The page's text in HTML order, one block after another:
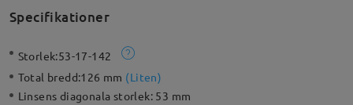
Specifikationer
Storlek:53-17-142
Total bredd:126 mm (Liten)
Linsens diagonala storlek: 53 mm